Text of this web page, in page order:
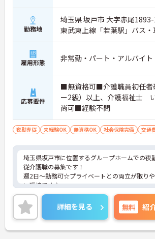
勤務地
埼玉県 坂戸市 大字赤尾1893-
東武東上線「若葉駅」バス
雇用形態 非常勤・パート・アルバイト
応募要件
■無資格可■介護職員初任者
ー2級）以上、介護福祉士
尚可■経験不問
夜勤専従 未経験OK 無資格OK 社会保険完備 交通
埼玉県坂戸市に位置するグループホームでの夜
従介護職の募集です！
週2日～勤務可☆プライベートとの両立が取り
い環境です♪
ご興味ある方には、面接対策ポイントなど、さ
詳細をお話しいたしますのでお気軽にご相談くだ
い。
詳細を見る 無料 紹